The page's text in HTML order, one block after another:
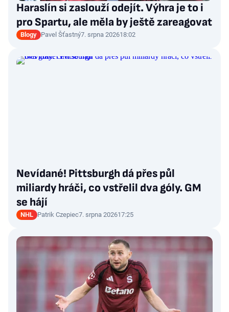
Haraslín si zaslouží odejít. Výhra je to i
pro Spartu, ale měla by ještě zareagovat
Blogy Pavel Šťastný7. srpna 202618:02
Nevídané! Pittsburgh dá přes půl
miliardy hráči, co vstřelil dva góly. GM
se hájí
NHL Patrik Czepiec7. srpna 202617:25